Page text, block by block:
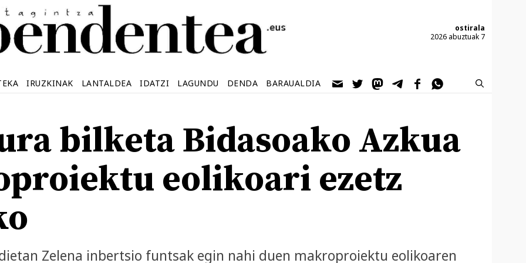
ostirala
2026 abuztuak 7
IRUZKINAK LANTALDEA IDATZI LAGUNDU DENDA BARAUALDIA
bilketa Bidasoako Azkua
eolikoari ezetz
Zelena inbertsio funtsak egin nahi duen makroproiektu eolikoaren